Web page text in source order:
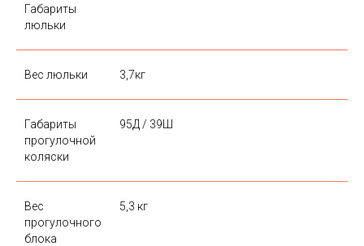
Габариты
люльки
Вес люльки 3,7кг
Габариты
прогулочной
коляски
95Д / 39Ш
Вес
прогулочного
блока
5,3 кг